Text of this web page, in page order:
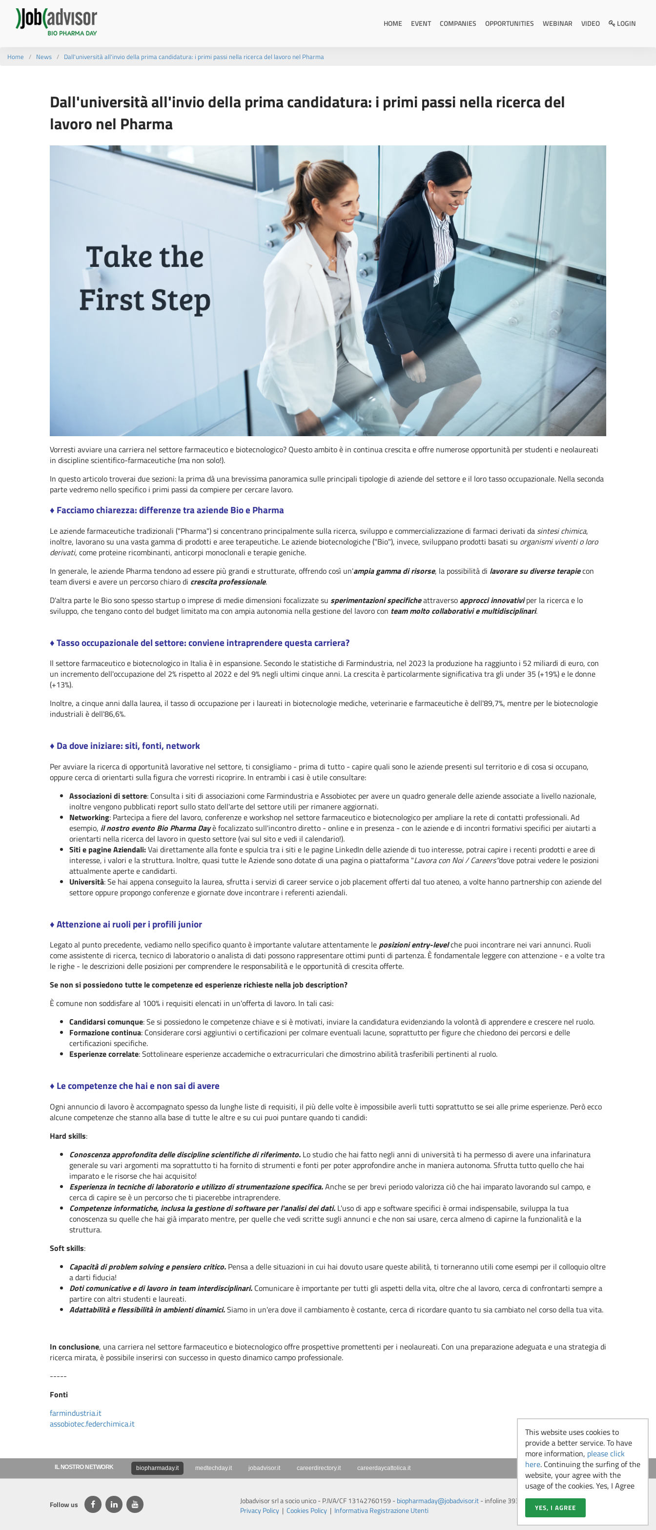
HOME EVENT COMPANIES OPPORTUNITIES WEBINAR VIDEO LOGIN
Home News Dall'università all'invio della prima candidatura: i primi passi nella ricerca del lavoro nel Pharma
Dall'università all'invio della prima candidatura: i primi passi nella ricerca del
lavoro nel Pharma
Vorresti avviare una carriera nel settore farmaceutico e biotecnologico? Questo ambito è in continua crescita e offre numerose opportunità per studenti e neolaureati
in discipline scientifico-farmaceutiche (ma non solo!).
In questo articolo troverai due sezioni: la prima dà una brevissima panoramica sulle principali tipologie di aziende del settore e il loro tasso occupazionale. Nella seconda
parte vedremo nello specifico i primi passi da compiere per cercare lavoro.
♦︎ Facciamo chiarezza: differenze tra aziende Bio e Pharma
Le aziende farmaceutiche tradizionali ("Pharma") si concentrano principalmente sulla ricerca, sviluppo e commercializzazione di farmaci derivati da sintesi chimica,
inoltre, lavorano su una vasta gamma di prodotti e aree terapeutiche. Le aziende biotecnologiche ("Bio"), invece, sviluppano prodotti basati su organismi viventi o loro
derivati, come proteine ricombinanti, anticorpi monoclonali e terapie geniche.
In generale, le aziende Pharma tendono ad essere più grandi e strutturate, offrendo così un'ampia gamma di risorse, la possibilità di lavorare su diverse terapiecon
team diversi e avere un percorso chiaro di crescita professionale.
D'altra parte le Bio sono spesso startup o imprese di medie dimensioni focalizzate su sperimentazioni specificheattraverso approcci innovativiper la ricerca e lo
sviluppo, che tengano conto del budget limitato ma con ampia autonomia nella gestione del lavoro con team molto collaborativi e multidisciplinari.
♦︎ Tasso occupazionale del settore: conviene intraprendere questa carriera?
Il settore farmaceutico e biotecnologico in Italia è in espansione. Secondo le statistiche di Farmindustria, nel 2023 la produzione ha raggiunto i 52 miliardi di euro, con
un incremento dell'occupazione del 2% rispetto al 2022 e del 9% negli ultimi cinque anni. La crescita è particolarmente significativa tra gli under 35 (+19%) e le donne
(+13%).
Inoltre, a cinque anni dalla laurea, il tasso di occupazione per i laureati in biotecnologie mediche, veterinarie e farmaceutiche è dell'89,7%, mentre per le biotecnologie
industriali è dell'86,6%.
♦︎ Da dove iniziare: siti, fonti, network
Per avviare la ricerca di opportunità lavorative nel settore, ti consigliamo - prima di tutto - capire quali sono le aziende presenti sul territorio e di cosa si occupano,
oppure cerca di orientarti sulla figura che vorresti ricoprire. In entrambi i casi è utile consultare:
Associazioni di settore: Consulta i siti di associazioni come Farmindustria e Assobiotec per avere un quadro generale delle aziende associate a livello nazionale,
inoltre vengono pubblicati report sullo stato dell'arte del settore utili per rimanere aggiornati.
Networking: Partecipa a fiere del lavoro, conferenze e workshop nel settore farmaceutico e biotecnologico per ampliare la rete di contatti professionali. Ad
esempio, il nostro evento Bio Pharma Dayè focalizzato sull'incontro diretto - online e in presenza - con le aziende e di incontri formativi specifici per aiutarti a
orientarti nella ricerca del lavoro in questo settore (vai sul sito e vedi il calendario!).
Siti e pagine Aziendali:Vai direttamente alla fonte e spulcia tra i siti e le pagine LinkedIn delle aziende di tuo interesse, potrai capire i recenti prodotti e aree di
interesse, i valori e la struttura. Inoltre, quasi tutte le Aziende sono dotate di una pagina o piattaforma "Lavora con Noi / Careers"dove potrai vedere le posizioni
attualmente aperte e candidarti.
Università: Se hai appena conseguito la laurea, sfrutta i servizi di career service o job placement offerti dal tuo ateneo, a volte hanno partnership con aziende del
settore oppure propongo conferenze e giornate dove incontrare i referenti aziendali.
♦︎ Attenzione ai ruoli per i profili junior
Legato al punto precedente, vediamo nello specifico quanto è importante valutare attentamente leposizioni entry-levelche puoi incontrare nei vari annunci. Ruoli
come assistente di ricerca, tecnico di laboratorio o analista di dati possono rappresentare ottimi punti di partenza. È fondamentale leggere con attenzione - e a volte tra
le righe - le descrizioni delle posizioni per comprendere le responsabilità e le opportunità di crescita offerte.
Se non si possiedono tutte le competenze ed esperienze richieste nella job description?
È comune non soddisfare al 100% i requisiti elencati in un'offerta di lavoro. In tali casi:
Candidarsi comunque: Se si possiedono le competenze chiave e si è motivati, inviare la candidatura evidenziando la volontà di apprendere e crescere nel ruolo.
Formazione continua: Considerare corsi aggiuntivi o certificazioni per colmare eventuali lacune, soprattutto per figure che chiedono dei percorsi e delle
certificazioni specifiche.
Esperienze correlate: Sottolineare esperienze accademiche o extracurriculari che dimostrino abilità trasferibili pertinenti al ruolo.
♦︎ Le competenze che hai e non sai di avere
Ogni annuncio di lavoro è accompagnato spesso da lunghe liste di requisiti, il più delle volte è impossibile averli tutti soprattutto se sei alle prime esperienze. Però ecco
alcune competenze che stanno alla base di tutte le altre e su cui puoi puntare quando ti candidi:
Hard skills:
Conoscenza approfondita delle discipline scientifiche di riferimento. Lo studio che hai fatto negli anni di università ti ha permesso di avere una infarinatura
generale su vari argomenti ma soprattutto ti ha fornito di strumenti e fonti per poter approfondire anche in maniera autonoma. Sfrutta tutto quello che hai
imparato e le risorse che hai acquisito!
Esperienza in tecniche di laboratorio e utilizzo di strumentazione specifica.Anche se per brevi periodo valorizza ciò che hai imparato lavorando sul campo, e
cerca di capire se è un percorso che ti piacerebbe intraprendere.
Competenze informatiche, inclusa la gestione di software per l'analisi dei dati. L'uso di app e software specifici è ormai indispensabile, sviluppa la tua
conoscenza su quelle che hai già imparato mentre, per quelle che vedi scritte sugli annunci e che non sai usare, cerca almeno di capirne la funzionalità e la
struttura.
Soft skills:
Capacità di problem solving e pensiero critico. Pensa a delle situazioni in cui hai dovuto usare queste abilità, ti torneranno utili come esempi per il colloquio oltre
a darti fiducia!
Doti comunicative e di lavoro in team interdisciplinari. Comunicare è importante per tutti gli aspetti della vita, oltre che al lavoro, cerca di confrontarti sempre a
partire con altri studenti e laureati.
Adattabilità e flessibilità in ambienti dinamici.Siamo in un'era dove il cambiamento è costante, cerca di ricordare quanto tu sia cambiato nel corso della tua vita.
In conclusione, una carriera nel settore farmaceutico e biotecnologico offre prospettive promettenti per i neolaureati. Con una preparazione adeguata e una strategia di
ricerca mirata, è possibile inserirsi con successo in questo dinamico campo professionale.
-----
Fonti
farmindustria.it
assobiotec.federchimica.it
IL NOSTRO NETWORK biopharmaday.it medtechday.it jobadvisor.it careerdirectory.it careerdaycattolica.it
Follow us Jobadvisor srl a socio unico - P.IVA/CF 13142760159 - biopharmaday@jobadvisor.it- infoline 393 9255808
Privacy Policy | Cookies Policy | Informativa Registrazione Utenti
This website uses cookies to
provide a better service. To have
more information, please click
here. Continuing the surfing of the
website, your agree with the
usage of the cookies. Yes, I Agree
YES, I AGREE